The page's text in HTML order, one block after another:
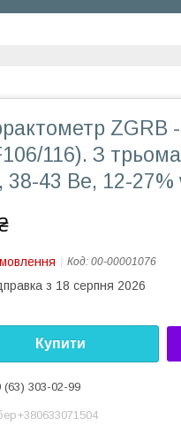
ZGRB
116). З
38-43 Be, 12-
Код: 00-00001076
з 18 серпня 2026
Купити
(63) 303-02-99